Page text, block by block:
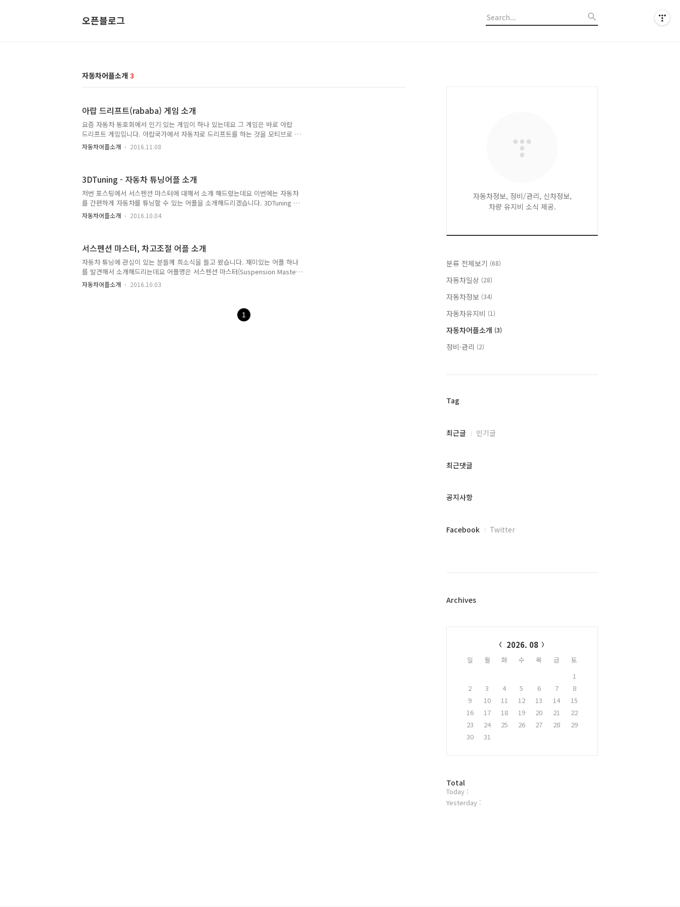
오픈블로그
자동차어플소개 3
아랍 드리프트(rababa) 게임 소개
요즘 자동차 동호회에서 인기 있는 게임이 하나 있는데요 그 게임은 바로 아랍
드리프트 게임입니다. 아랍국가에서 자동차로 드리프트를 하는 것을 모티브로 따
서 만든 게임 같습니다. 아랍 드리프트(rababa) 게임은 모바일 게임이며, 무료이
고 안드로이드, 아이폰 전부 구동이 가능합니다. 싱글모드, 멀티모드가 있으며
요 이렇게 아랍어로 된 게임이 하나 뜨게되는데 설치 해주시고 열기를 눌러주세
요~ 아이폰도 동일 게임에 접속하면 아랍어랑 영어를 선택하라는 창이 뜨는데 영
어로 선택해주세요 ※ 한국어는 지원이 되지않습니다. 게임에 접속한 모습입니
다. 아래 차량을..
자동차어플소개 2016.11.08
3DTuning - 자동차 튜닝어플 소개
저번 포스팅에서 서스펜션 마스터에 대해서 소개 해드렸는데요 이번에는 자동차
를 간편하게 자동차를 튜닝할 수 있는 어플을 소개해드리겠습니다. 3DTuning 어
플은 전세계 자동차 회사들의 자동차들을 스마트폰으로 간단하게 튜닝해볼 수
있는 어플로 자동차 종류는 많이는 없지만 대중적인 것들은 다 있어서 사용하는
3DTuing을 설치해줍니다. 어플을 실행하면 이런 메인페이지가 뜨게됩니다. 기다
려주시면 다음창으로 이동됩니다. 3DTuning 어플 실행화면 입니다. 각종 차량
브랜드가 보이고 아래는 브랜드에 속한 자동차가 보입니다. 제가 좋아하는 브랜
드 포르쉐를 ..
자동차어플소개 2016.10.04
서스펜션 마스터, 차고조절 어플 소개
자동차 튜닝에 관심이 있는 분들께 희소식을 들고 왔습니다. 재미있는 어플 하나
를 발견해서 소개해드리는데요 어플명은 서스펜션 마스터(Suspension Master)
입니다. 이 어플은 자동차의 차고를 낮추는 즉 서스펜션 튜닝을 해줌으로서 드레
스업 효과를 볼 수 있습니다. 사용법도 쉽고 간편해서 제 글을 따라해보면 여러
설명드립니다. 구글 Play 스토어 접속 ▶ 검색창에 서스펜션마스터 아이폰 유저
분들은 앱스토어에 서스펜션마스터 혹은 Suspension Master 입력해주시면 됩
자동차어플소개 2016.10.03
1
자동차정보, 정비/관리, 신차정보,
차량 유지비 소식 제공.
분류 전체보기 (68)
자동차일상 (28)
자동차정보 (34)
자동차유지비 (1)
자동차어플소개 (3)
정비·관리 (2)
Tag
최
과
글
최근글 인기글
최근댓글
공지사항
페
플
Facebook Twitter
Archives
2026. 08
일 월 화 수 목 금
토
1
2
3 4 5 6 7
8
9
10 11 12 13 14
15
16
17 18 19 20 21
22
23
24 25 26 27 28
29
30
31
방
문
자
Total
Today :
Yesterday :